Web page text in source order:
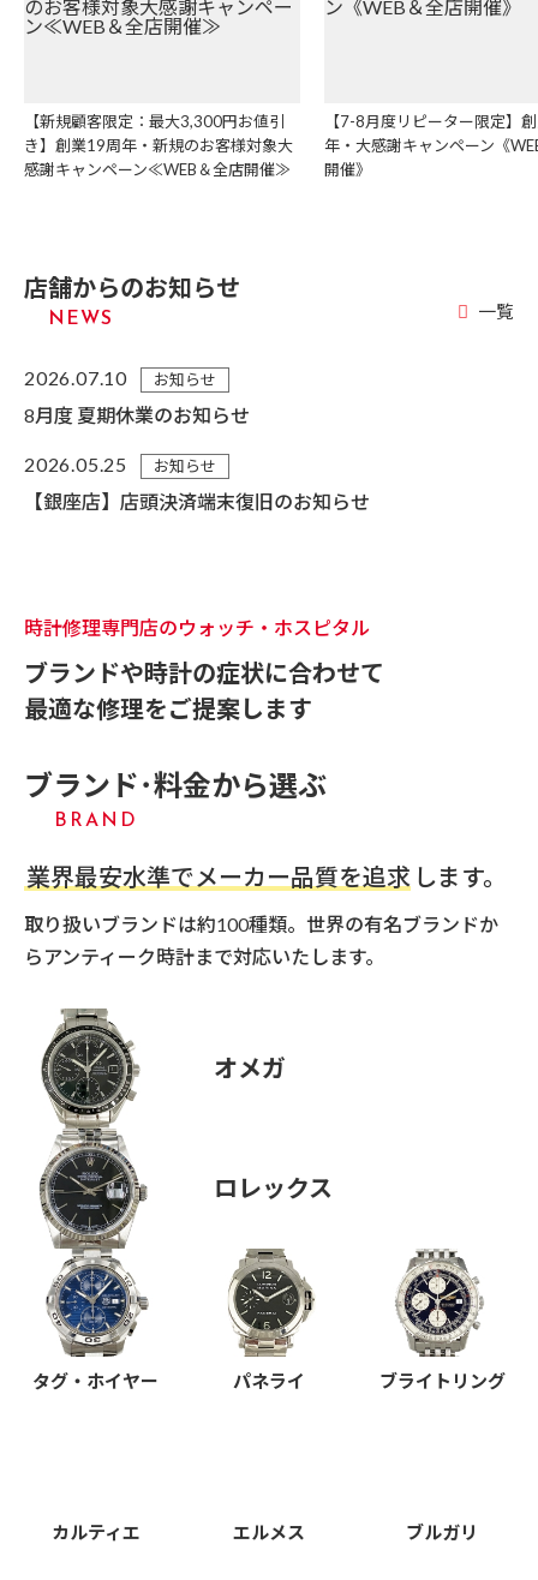
【新規顧客限定：最大3,300円お値引
き】創業19周年・新規のお客様対象大
感謝キャンペーン≪WEB＆全店開催≫
【7-8月度リピーター限定】
年・大感謝キャンペーン《
開催》
店舗からのお知らせ
NEWS
2026.07.10 お知らせ
8月度 夏期休業のお知らせ
2026.05.25 お知らせ
【銀座店】店頭決済端末復旧のお知らせ
一覧
時計修理専門店のウォッチ・ホスピタル
ブランドや時計の症状に合わせて
最適な修理をご提案します
ブランド･料金から選ぶ
BRAND
業界最安水準でメーカー品質を追求 します。
取り扱いブランドは約100種類。 世界の有名ブランドか
らアンティーク時計まで対応いたします。
オメガ
ロレックス
タグ・ホイヤー パネライ ブライトリング
カルティエ エルメス ブルガリ